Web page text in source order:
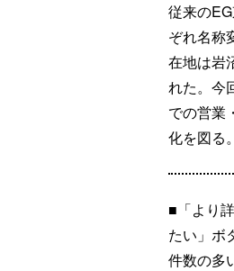
従来の
ぞれ名称
在地は岩
れた。今
での営業
化を図る。
■「より
たい」ボ
件数の多